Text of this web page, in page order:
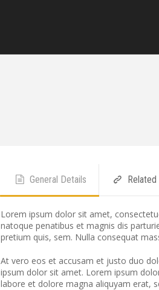
General Details
Lorem ipsum dolor sit amet,
natoque penatibus et magnis dis
pretium quis, sem. Nulla consequat
At vero eos et accusam et justo duo
ipsum dolor sit amet. Lorem ipsum
labore et dolore magna aliquyam erat,